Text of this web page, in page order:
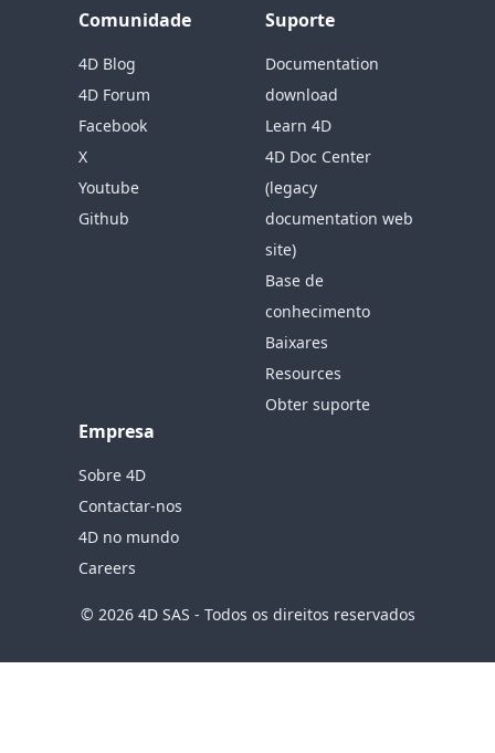
Comunidade
4D Blog
4D Forum
Facebook
X
Youtube
Github
Suporte
Documentation
download
Learn 4D
4D Doc Center
(legacy
documentation web
site)
Base de
conhecimento
Baixares
Resources
Obter suporte
Empresa
Sobre 4D
Contactar-nos
4D no mundo
Careers
© 2026 4D SAS - Todos os direitos reservados